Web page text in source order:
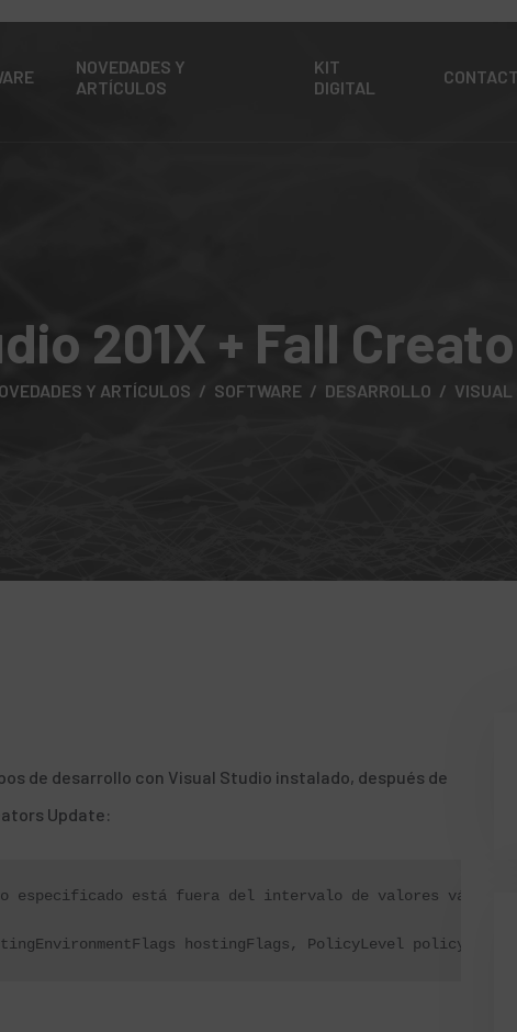
NOVEDADES Y
ARTÍCULOS
KIT
DIGITAL
201X + Fall
Y ARTÍCULOS SOFTWARE DESARROLLO VISUAL
de desarrollo con Visual Studio instalado, después de
Update:
especificado está fuera del intervalo de valores válidos.